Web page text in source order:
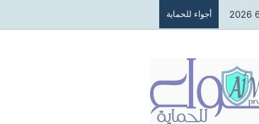
أجواء للحماية